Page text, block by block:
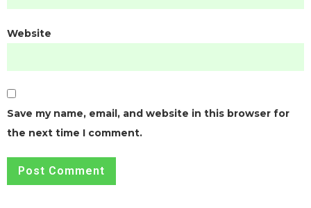
Website
Save my name, email, and website in this browser for
the next time I comment.